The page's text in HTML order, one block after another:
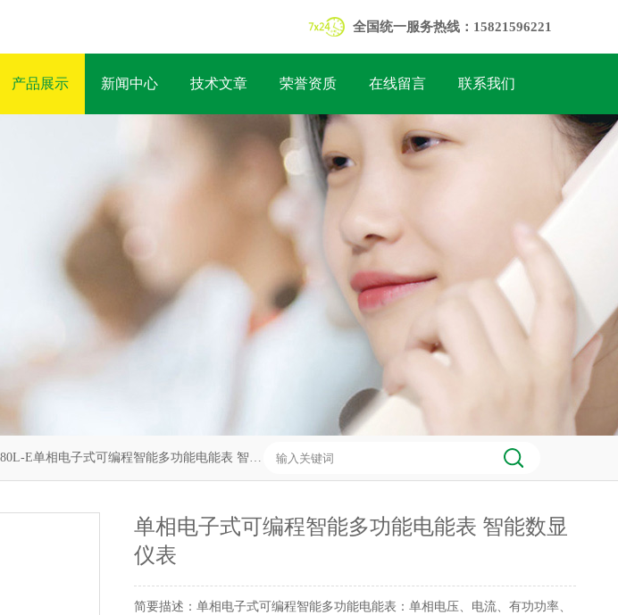
全国统一服务热线：15821596221
产品展示 新闻中心 技术文章 荣誉资质 在线留言 联系我们
E单相电子式可编程智能多功能电能表 智能数显仪表
单相电子式可编程智能多功能电能表 智能数显
仪表
简要描述： 单相电子式可编程智能多功能电能表：单相电压、电流、有功功率、